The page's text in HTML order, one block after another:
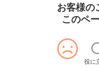
お客様の
このペ
役に